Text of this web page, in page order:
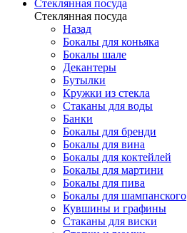
Стеклянная посуда
Стеклянная посуда
Назад
Бокалы для коньяка
Бокалы шале
Декантеры
Бутылки
Кружки из стекла
Стаканы для воды
Банки
Бокалы для бренди
Бокалы для вина
Бокалы для коктейлей
Бокалы для мартини
Бокалы для пива
Бокалы для шампанского
Кувшины и графины
Стаканы для виски